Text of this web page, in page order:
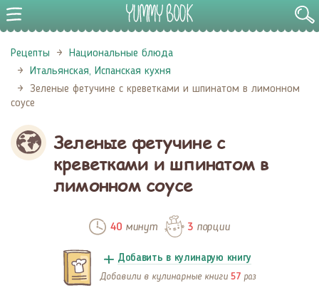
Рецепты
Национальные блюда
Итальянская, Испанская кухня
Зеленые фетучине с креветками и шпинатом в лимонном
соусе
Зеленые фетучине с
креветками и шпинатом в
лимонном соусе
40минут 3порции
Добавить в кулинарую книгу
Добавили в кулинарные книги 57 раз